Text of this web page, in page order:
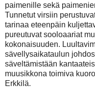
paimenille sekä
Tunnetut virsiin
tarinaa eteenpäin
pureutuvat sooloaariat
kokonaisuuden.
sävellysaikataulun
säveltämistään
muusikkona toimiva
Erkkilä.